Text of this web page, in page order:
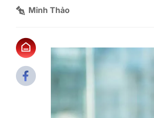
Minh Thảo